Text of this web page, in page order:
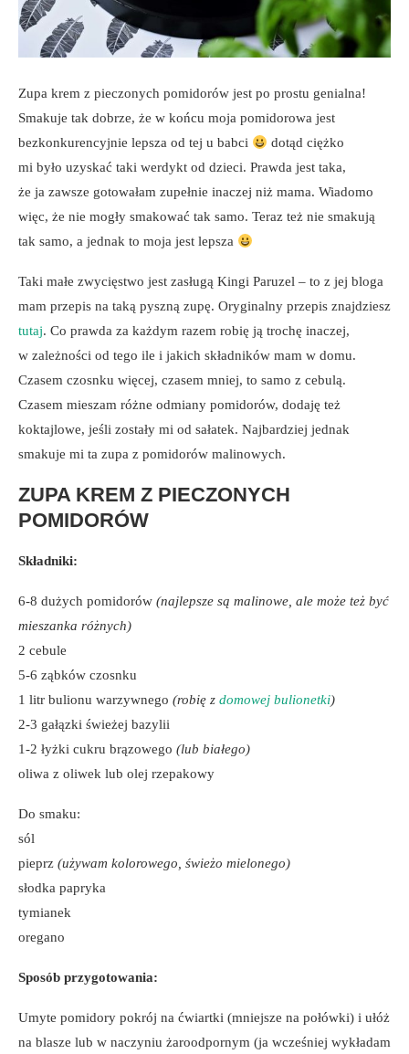
Zupa krem z pieczonych pomidorów jest po prostu genialna!
Smakuje tak dobrze, że w końcu moja pomidorowa jest
bezkonkurencyjnie lepsza od tej u babci
dotąd ciężko
mi było uzyskać taki werdykt od dzieci. Prawda jest taka,
że ja zawsze gotowałam zupełnie inaczej niż mama. Wiadomo
więc, że nie mogły smakować tak samo. Teraz też nie smakują
tak samo, a jednak to moja jest lepsza
Taki małe zwycięstwo jest zasługą Kingi Paruzel – to z jej bloga
mam przepis na taką pyszną zupę. Oryginalny przepis znajdziesz
tutaj. Co prawda za każdym razem robię ją trochę inaczej,
w zależności od tego ile i jakich składników mam w domu.
Czasem czosnku więcej, czasem mniej, to samo z cebulą.
Czasem mieszam różne odmiany pomidorów, dodaję też
koktajlowe, jeśli zostały mi od sałatek. Najbardziej jednak
smakuje mi ta zupa z pomidorów malinowych.
ZUPA KREM Z PIECZONYCH
POMIDORÓW
Składniki:
6-8 dużych pomidorów (najlepsze są malinowe, ale może też być
mieszanka różnych)
2 cebule
5-6 ząbków czosnku
1 litr bulionu warzywnego (robię z domowej bulionetki)
2-3 gałązki świeżej bazylii
1-2 łyżki cukru brązowego (lub białego)
oliwa z oliwek lub olej rzepakowy
Do smaku:
sól
pieprz (używam kolorowego, świeżo mielonego)
słodka papryka
tymianek
oregano
Sposób przygotowania:
Umyte pomidory pokrój na ćwiartki (mniejsze na połówki) i ułóż
na blasze lub w naczyniu żaroodpornym (ja wcześniej wykładam